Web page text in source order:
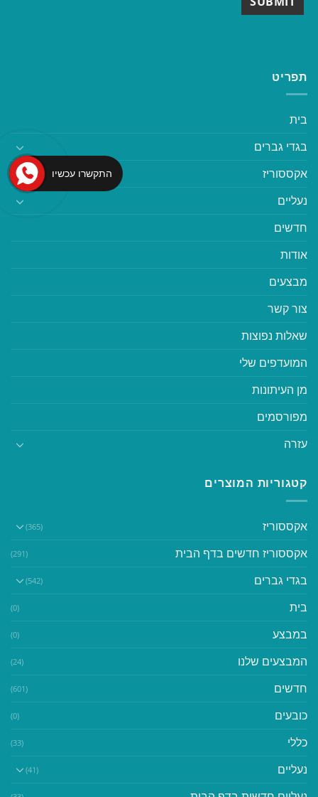
תפריט
בית
בגדי גברים
אקססוריז
נעליים
חדשים
אודות
מבצעים
צור קשר
שאלות נפוצות
המועדפים שלי
מן העיתונות
מפורסמים
עזרה
קטגוריות המוצרים
אקססוריז (365)
אקססוריז חדשים בדף הבית (291)
בגדי גברים (542)
בית (0)
במבצע (0)
המבצעים שלנו (24)
חדשים (601)
כובעים (0)
כללי (33)
נעליים (41)
התקשרו עכשיו